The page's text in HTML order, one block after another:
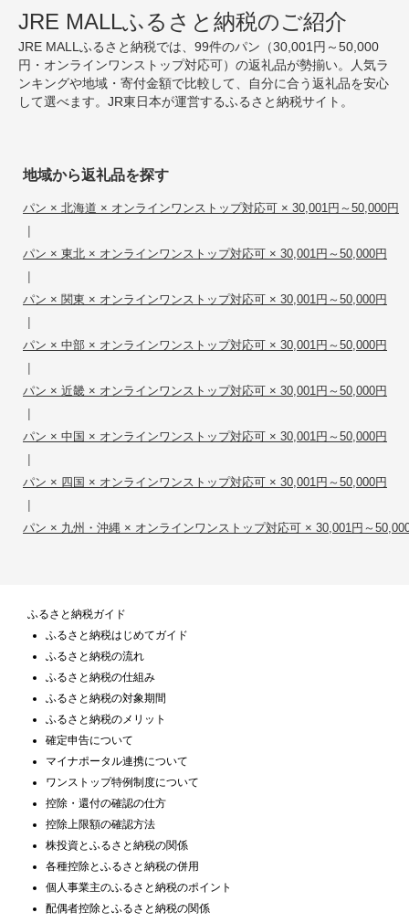
JRE MALLふるさと納税のご紹介
JRE MALLふるさと納税では、99件のパン（30,001円～50,000
円・オンラインワンストップ対応可）の返礼品が勢揃い。人気ラ
ンキングや地域・寄付金額で比較して、自分に合う返礼品を安心
して選べます。JR東日本が運営するふるさと納税サイト。
地域から返礼品を探す
パン × 北海道 × オンラインワンストップ対応可 × 30,001円～50,000円
|
パン × 東北 × オンラインワンストップ対応可 × 30,001円～50,000円
|
パン × 関東 × オンラインワンストップ対応可 × 30,001円～50,000円
|
パン × 中部 × オンラインワンストップ対応可 × 30,001円～50,000円
|
パン × 近畿 × オンラインワンストップ対応可 × 30,001円～50,000円
|
パン × 中国 × オンラインワンストップ対応可 × 30,001円～50,000円
|
パン × 四国 × オンラインワンストップ対応可 × 30,001円～50,000円
|
パン × 九州・沖縄 × オンラインワンストップ対応可 × 30,001円～
ふるさと納税ガイド
ふるさと納税はじめてガイド
ふるさと納税の流れ
ふるさと納税の仕組み
ふるさと納税の対象期間
ふるさと納税のメリット
確定申告について
マイナポータル連携について
ワンストップ特例制度について
控除・還付の確認の仕方
控除上限額の確認方法
株投資とふるさと納税の関係
各種控除とふるさと納税の併用
個人事業主のふるさと納税のポイント
配偶者控除とふるさと納税の関係